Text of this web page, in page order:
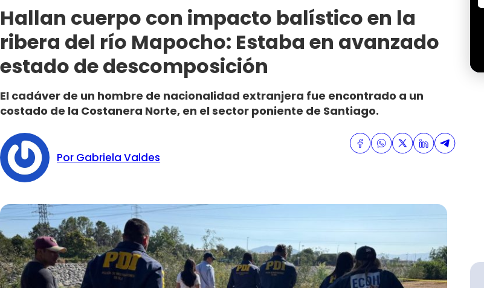
Hallan cuerpo con impacto balístico en la
ribera del río Mapocho: Estaba en avanzado
estado de descomposición
El cadáver de un hombre de nacionalidad extranjera fue encontrado a un
costado de la Costanera Norte, en el sector poniente de Santiago.
Por Gabriela Valdes